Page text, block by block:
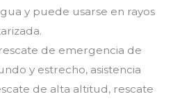
y puede usarse en rayos
de emergencia de
y estrecho, asistencia
de alta altitud, rescate